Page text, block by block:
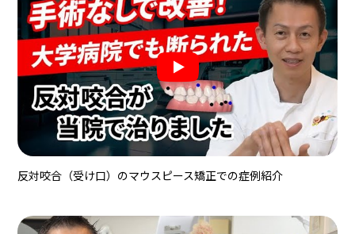
反対咬合（受け口）のマウスピース矯正での症例紹介